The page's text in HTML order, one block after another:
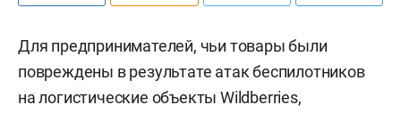
Для предпринимателей, чьи товары были
повреждены в результате атак беспилотников
на логистические объекты Wildberries,